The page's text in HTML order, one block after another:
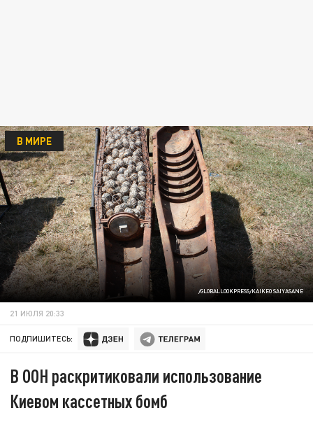
/GLOBALLOOKPRESS/KAIKEO SAIYASANE
В МИРЕ
21 ИЮЛЯ 20:33
ПОДПИШИТЕСЬ:
В ООН раскритиковали использование
Киевом кассетных бомб